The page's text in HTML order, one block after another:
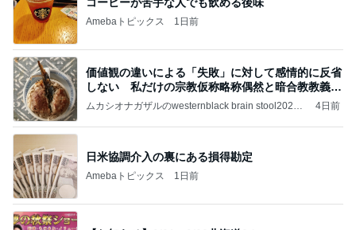
Amebaトピックス 1日前
価値観の違いによる「失敗」に対して感情的に反省
しない 私だけの宗教仮称略称偶然と暗合教教義候
補
ムカシオナガザルのwesternblack brain stool2024
ガザル
4日前
日米協調介入の裏にある損得勘定
Amebaトピックス 1日前